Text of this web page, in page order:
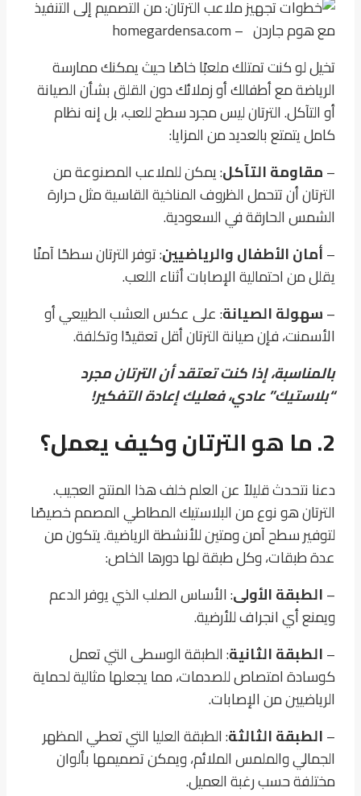
تخيل لو كنت تمتلك ملعبًا خاصًا حيث يمكنك ممارسة
الرياضة مع أطفالك أو زملائك دون القلق بشأن الصيانة
أو التآكل. الترتان ليس مجرد سطح للعب، بل إنه نظام
كامل يتمتع بالعديد من المزايا:
–مقاومة التآكل: يمكن للملاعب المصنوعة من
الترتان أن تتحمل الظروف المناخية القاسية مثل حرارة
الشمس الحارقة في السعودية.
–أمان الأطفال والرياضيين: توفر الترتان سطحًا آمنًا
يقلل من احتمالية الإصابات أثناء اللعب.
–سهولة الصيانة: على عكس العشب الطبيعي أو
الأسمنت، فإن صيانة الترتان أقل تعقيدًا وتكلفة.
بالمناسبة، إذا كنت تعتقد أن الترتان مجرد
“بلاستيك” عادي، فعليك إعادة التفكير!
2. ما هو الترتان وكيف يعمل؟
دعنا نتحدث قليلاً عن العلم خلف هذا المنتج العجيب.
الترتان هو نوع من البلاستيك المطاطي المصمم خصيصًا
لتوفير سطح آمن ومتين للأنشطة الرياضية. يتكون من
عدة طبقات، وكل طبقة لها دورها الخاص:
–الطبقة الأولى: الأساس الصلب الذي يوفر الدعم
ويمنع أي انجراف للأرضية.
–الطبقة الثانية: الطبقة الوسطى التي تعمل
كوسادة امتصاص للصدمات، مما يجعلها مثالية لحماية
الرياضيين من الإصابات.
–الطبقة الثالثة: الطبقة العليا التي تعطي المظهر
الجمالي والملمس الملائم، ويمكن تصميمها بألوان
مختلفة حسب رغبة العميل.